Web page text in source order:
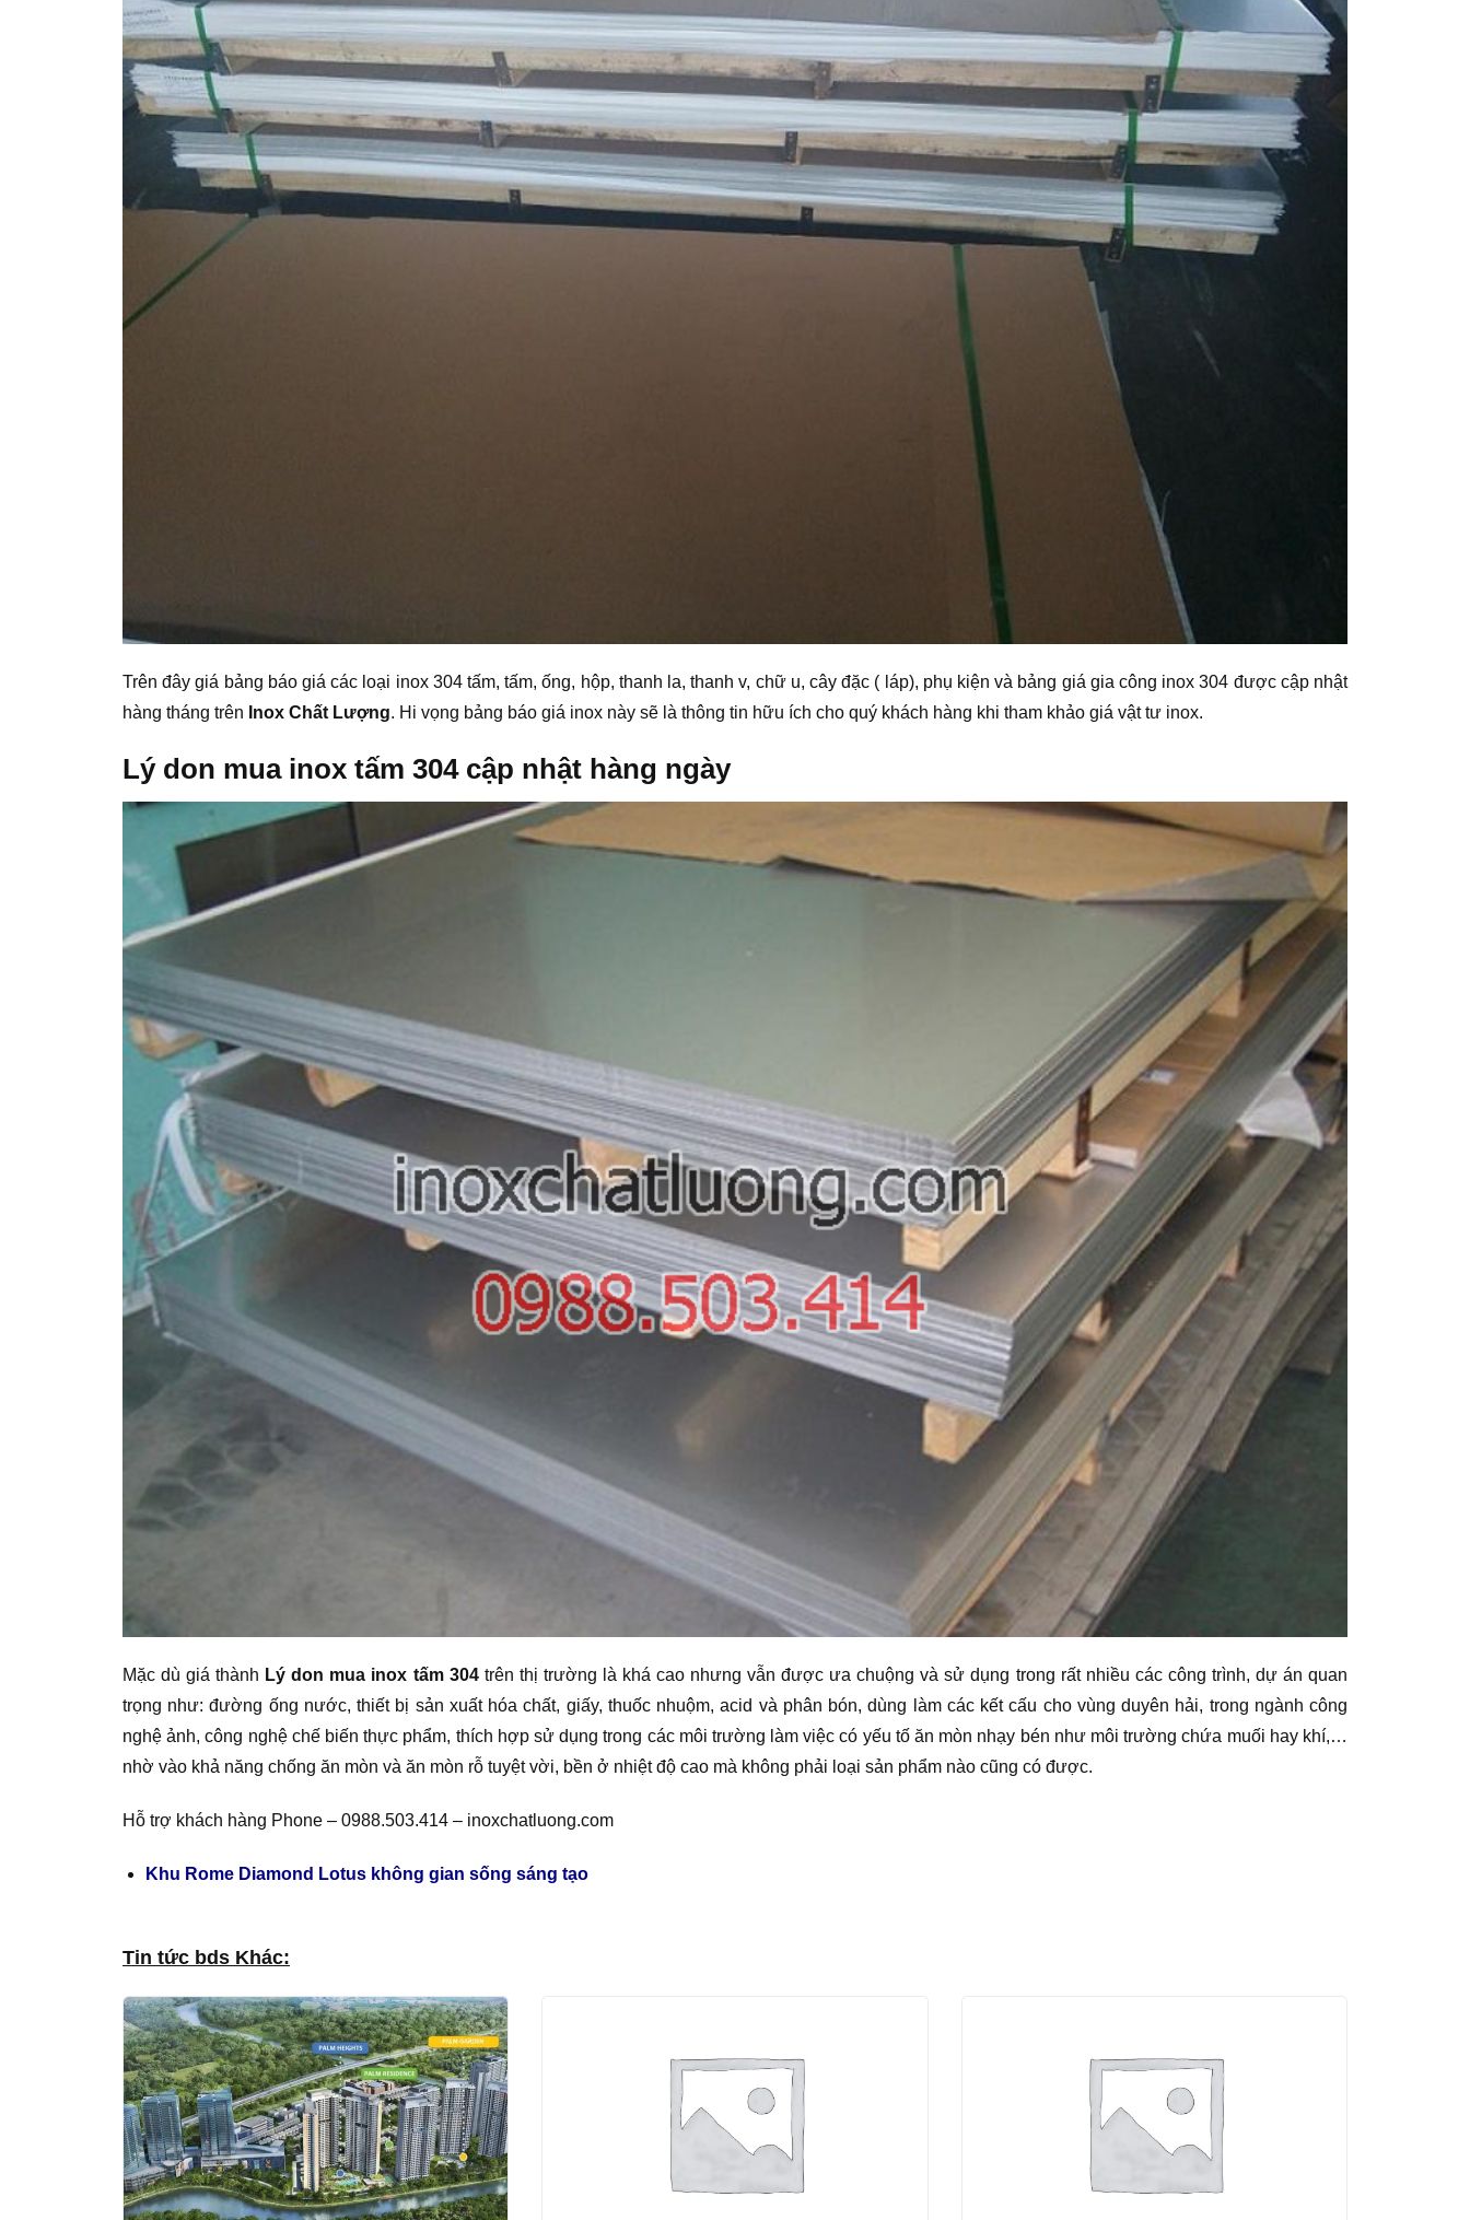
Trên đây giá bảng báo giá các loại inox 304 tấm, tấm, ống, hộp, thanh la, thanh v, chữ u, cây đặc ( láp), phụ kiện và bảng giá gia công inox 304 được cập nhật
hàng tháng trên Inox Chất Lượng. Hi vọng bảng báo giá inox này sẽ là thông tin hữu ích cho quý khách hàng khi tham khảo giá vật tư inox.
Lý don mua inox tấm 304 cập nhật hàng ngày
Mặc dù giá thành Lý don mua inox tấm 304trên thị trường là khá cao nhưng vẫn được ưa chuộng và sử dụng trong rất nhiều các công trình, dự án quan
trọng như: đường ống nước, thiết bị sản xuất hóa chất, giấy, thuốc nhuộm, acid và phân bón, dùng làm các kết cấu cho vùng duyên hải, trong ngành công
nghệ ảnh, công nghệ chế biến thực phẩm, thích hợp sử dụng trong các môi trường làm việc có yếu tố ăn mòn nhạy bén như môi trường chứa muối hay khí,…
nhờ vào khả năng chống ăn mòn và ăn mòn rỗ tuyệt vời, bền ở nhiệt độ cao mà không phải loại sản phẩm nào cũng có được.
Hỗ trợ khách hàng Phone – 0988.503.414 – inoxchatluong.com
Khu Rome Diamond Lotus không gian sống sáng tạo
Tin tức bds Khác: